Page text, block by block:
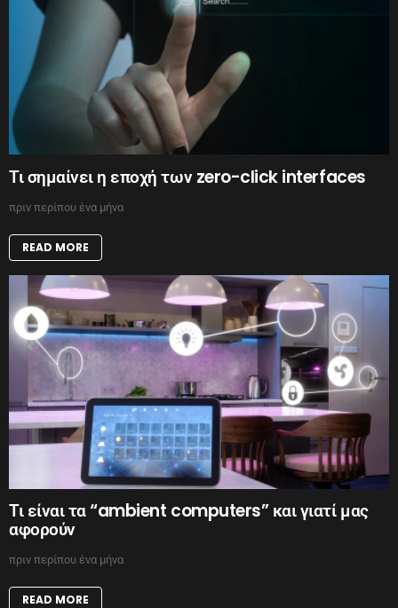
Τι σημαίνει η εποχή των zero-click interfaces
πριν περίπου ένα μήνα
READ MORE
Τι είναι τα “ambient computers” και γιατί μας
αφορούν
πριν περίπου ένα μήνα
READ MORE